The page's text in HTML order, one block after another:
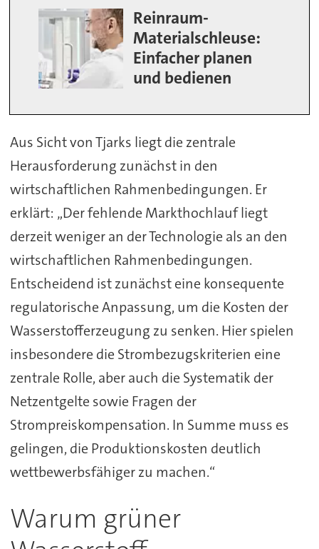
Reinraum-
Materialschleuse:
Einfacher planen
und bedienen
Aus Sicht von Tjarks liegt die zentrale
Herausforderung zunächst in den
wirtschaftlichen Rahmenbedingungen. Er
erklärt: „Der fehlende Markthochlauf liegt
derzeit weniger an der Technologie als an den
wirtschaftlichen Rahmenbedingungen.
Entscheidend ist zunächst eine konsequente
regulatorische Anpassung, um die Kosten der
Wasserstofferzeugung zu senken. Hier spielen
insbesondere die Strombezugskriterien eine
zentrale Rolle, aber auch die Systematik der
Netzentgelte sowie Fragen der
Strompreiskompensation. In Summe muss es
gelingen, die Produktionskosten deutlich
wettbewerbsfähiger zu machen.“
Warum grüner